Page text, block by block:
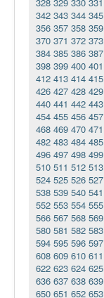
328 329 330 331
342 343 344 345
356 357 358 359
370 371 372 373
384 385 386 387
398 399 400 401
412 413 414 415
426 427 428 429
440 441 442 443
454 455 456 457
468 469 470 471
482 483 484 485
496 497 498 499
510 511 512 513
524 525 526 527
538 539 540 541
552 553 554 555
566 567 568 569
580 581 582 583
594 595 596 597
608 609 610 611
622 623 624 625
636 637 638 639
650 651 652 653